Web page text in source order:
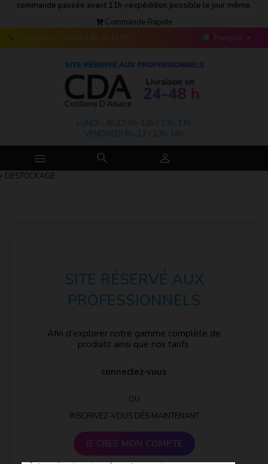
commande passée avant 11h =expédition possible le jour même.
Commande Rapide
Téléphone: + 33 (0) 3 89 30 12 90 Français 
LUNDI - JEUDI 8h-12h / 13h-17h
VENDREDI 8h-12 / 13h-16h
  
DESTOCKAGE
SITE RÉSERVÉ AUX
PROFESSIONNELS
Afin d'explorer notre gamme complète de
produits ainsi que nos tarifs.
connectez-vous
OU
INSCRIVEZ-VOUS DÈS MAINTENANT
JE CRÉE MON COMPTE